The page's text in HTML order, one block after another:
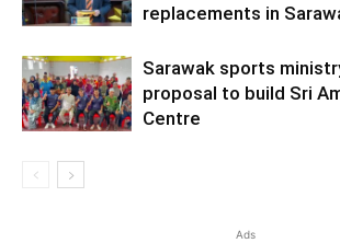
replacements in
Sarawak sports
proposal to build Sri
Centre
Ads